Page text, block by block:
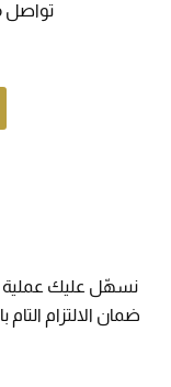
تواصل
نسهّل عليك عملية
ضمان الالتزام